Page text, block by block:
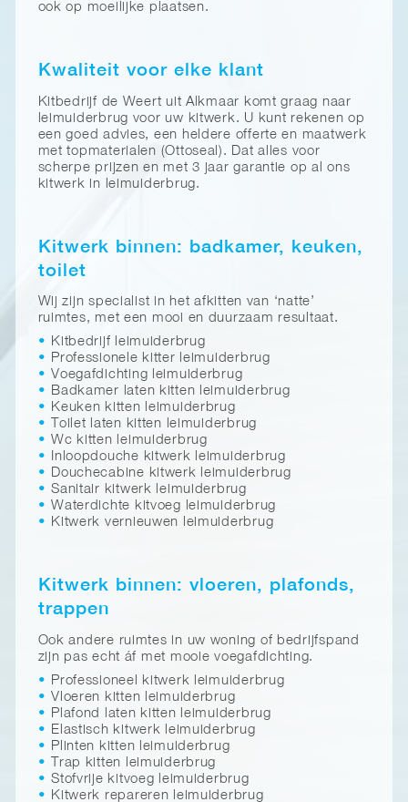
ook op moeilijke plaatsen.
Kwaliteit voor elke klant
Kitbedrijf de Weert uit Alkmaar komt graag naar
leimuiderbrug voor uw kitwerk. U kunt rekenen op
een goed advies, een heldere offerte en maatwerk
met topmaterialen (Ottoseal). Dat alles voor
scherpe prijzen en met 3 jaar garantie op al ons
kitwerk in leimuiderbrug.
Kitwerk binnen: badkamer, keuken,
toilet
Wij zijn specialist in het afkitten van ‘natte’
ruimtes, met een mooi en duurzaam resultaat.
Kitbedrijf leimuiderbrug
Professionele kitter leimuiderbrug
Voegafdichting leimuiderbrug
Badkamer laten kitten leimuiderbrug
Keuken kitten leimuiderbrug
Toilet laten kitten leimuiderbrug
Wc kitten leimuiderbrug
Inloopdouche kitwerk leimuiderbrug
Douchecabine kitwerk leimuiderbrug
Sanitair kitwerk leimuiderbrug
Waterdichte kitvoeg leimuiderbrug
Kitwerk vernieuwen leimuiderbrug
Kitwerk binnen: vloeren, plafonds,
trappen
Ook andere ruimtes in uw woning of bedrijfspand
zijn pas echt áf met mooie voegafdichting.
Professioneel kitwerk leimuiderbrug
Vloeren kitten leimuiderbrug
Plafond laten kitten leimuiderbrug
Elastisch kitwerk leimuiderbrug
Plinten kitten leimuiderbrug
Trap kitten leimuiderbrug
Stofvrije kitvoeg leimuiderbrug
Kitwerk repareren leimuiderbrug